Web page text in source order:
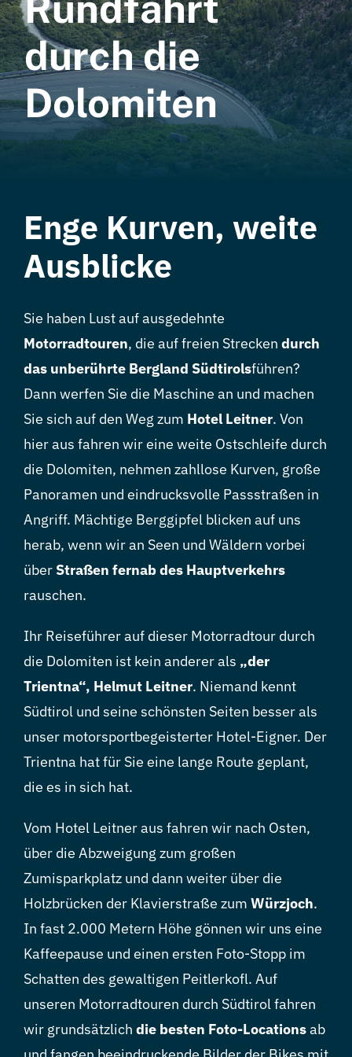
Hotel
Kontakt
durch die
Dolomiten
Enge Kurven, weite
Ausblicke
Sie haben Lust auf ausgedehnte
Motorradtouren, die auf freien Strecken durch
das unberührte Bergland Südtirolsführen?
Dann werfen Sie die Maschine an und machen
Sie sich auf den Weg zum Hotel Leitner. Von
hier aus fahren wir eine weite Ostschleife durch
die Dolomiten, nehmen zahllose Kurven, große
Panoramen und eindrucksvolle Passstraßen in
Angriff. Mächtige Berggipfel blicken auf uns
herab, wenn wir an Seen und Wäldern vorbei
über Straßen fernab des Hauptverkehrs
rauschen.
Ihr Reiseführer auf dieser Motorradtour durch
die Dolomiten ist kein anderer als „der
Trientna“, Helmut Leitner. Niemand kennt
Südtirol und seine schönsten Seiten besser als
unser motorsportbegeisterter Hotel-Eigner. Der
Trientna hat für Sie eine lange Route geplant,
die es in sich hat.
Vom Hotel Leitner aus fahren wir nach Osten,
über die Abzweigung zum großen
Zumisparkplatz und dann weiter über die
Holzbrücken der Klavierstraße zum Würzjoch.
In fast 2.000 Metern Höhe gönnen wir uns eine
Kaffeepause und einen ersten Foto-Stopp im
Schatten des gewaltigen Peitlerkofl. Auf
unseren Motorradtouren durch Südtirol fahren
wir grundsätzlich die besten Foto-Locationsab